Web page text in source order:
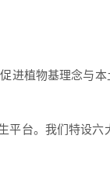
进植物基理念与
平台。我们特设